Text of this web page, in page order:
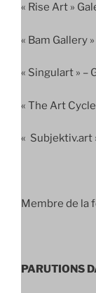
« Rise Art »
« Bam Gallery
« Singulart » –
« The Art
« Subjektiv.art
Membre de la
PARUTIONS